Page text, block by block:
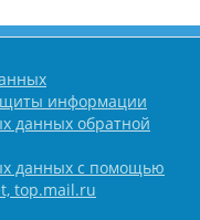
информации
данных обратной
данных с помощью
top.mail.ru